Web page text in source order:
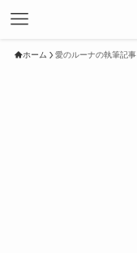
ホーム 愛のルーナの執筆記事